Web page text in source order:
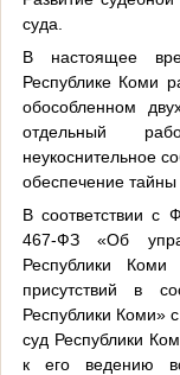
суда.
В настоящее
Республике Коми
обособленном
отдельный
неукоснительное
обеспечение
В соответствии с
467-ФЗ «Об
Республики
присутствий в
Республики Коми»
суд Республики
к его ведению